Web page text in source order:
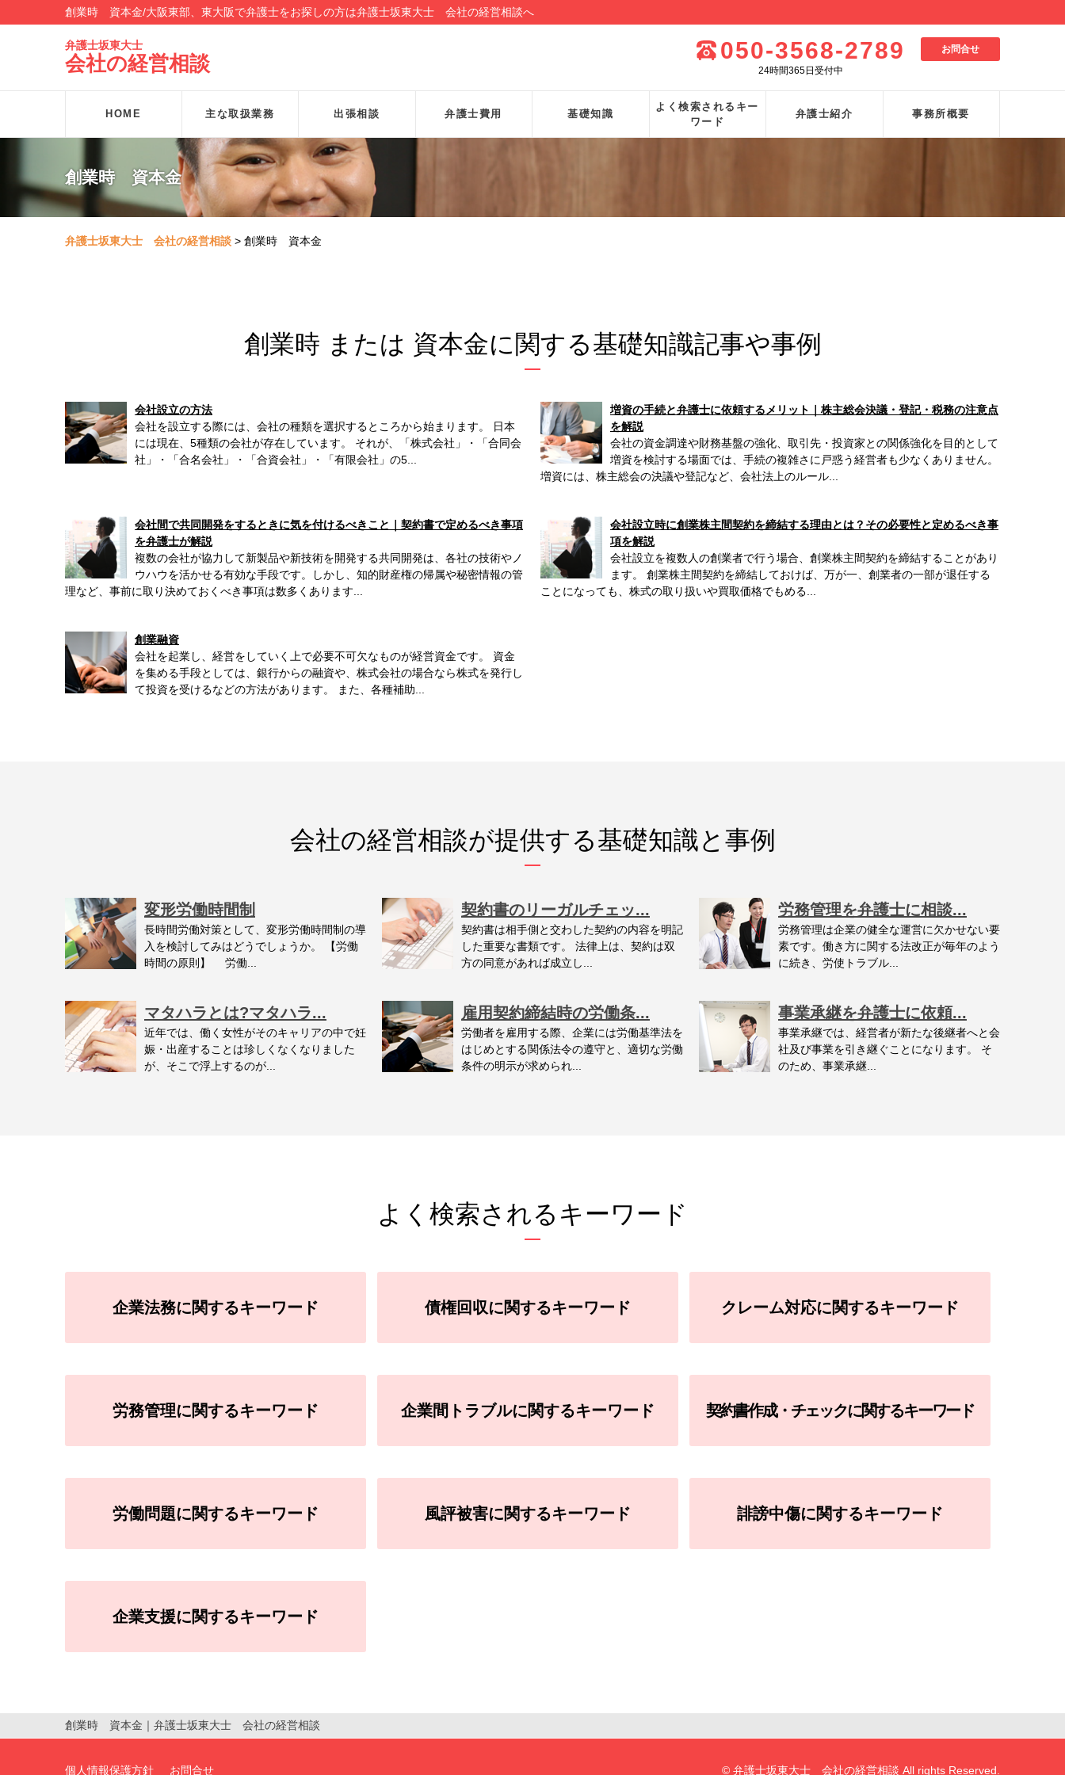
創業時 資本金/大阪東部、東大阪で弁護士をお探しの方は弁護士坂東大士 会社の経営相談へ
弁護士坂東大士
会社の経営相談 050-3568-2789
24時間365日受付中
お問合せ
HOME 主な取扱業務 出張相談 弁護士費用 基礎知識
よく検索されるキー
ワード
弁護士紹介 事務所概要
創業時 資本金
弁護士坂東大士 会社の経営相談 > 創業時 資本金
創業時 または 資本金に関する基礎知識記事や事例
会社設立の方法
会社を設立する際には、会社の種類を選択するところから始まります。 日本
には現在、5種類の会社が存在しています。 それが、「株式会社」・「合同会
社」・「合名会社」・「合資会社」・「有限会社」の5...
増資の手続と弁護士に依頼するメリット｜株主総会決議・登記・税務の注意点
を解説
会社の資金調達や財務基盤の強化、取引先・投資家との関係強化を目的として
増資を検討する場面では、手続の複雑さに戸惑う経営者も少なくありません。
増資には、株主総会の決議や登記など、会社法上のルール...
会社間で共同開発をするときに気を付けるべきこと｜契約書で定めるべき事項
を弁護士が解説
複数の会社が協力して新製品や新技術を開発する共同開発は、各社の技術やノ
ウハウを活かせる有効な手段です。しかし、知的財産権の帰属や秘密情報の管
理など、事前に取り決めておくべき事項は数多くあります...
会社設立時に創業株主間契約を締結する理由とは？その必要性と定めるべき事
項を解説
会社設立を複数人の創業者で行う場合、創業株主間契約を締結することがあり
ます。 創業株主間契約を締結しておけば、万が一、創業者の一部が退任する
ことになっても、株式の取り扱いや買取価格でもめる...
創業融資
会社を起業し、経営をしていく上で必要不可欠なものが経営資金です。 資金
を集める手段としては、銀行からの融資や、株式会社の場合なら株式を発行し
て投資を受けるなどの方法があります。 また、各種補助...
会社の経営相談が提供する基礎知識と事例
変形労働時間制
長時間労働対策として、変形労働時間制の導
入を検討してみはどうでしょうか。 【労働
時間の原則】 労働...
契約書のリーガルチェッ...
契約書は相手側と交わした契約の内容を明記
した重要な書類です。 法律上は、契約は双
方の同意があれば成立し...
労務管理を弁護士に相談...
労務管理は企業の健全な運営に欠かせない要
素です。働き方に関する法改正が毎年のよう
に続き、労使トラブル...
マタハラとは?マタハラ...
近年では、働く女性がそのキャリアの中で妊
娠・出産することは珍しくなくなりました
が、そこで浮上するのが...
雇用契約締結時の労働条...
労働者を雇用する際、企業には労働基準法を
はじめとする関係法令の遵守と、適切な労働
条件の明示が求められ...
事業承継を弁護士に依頼...
事業承継では、経営者が新たな後継者へと会
社及び事業を引き継ぐことになります。 そ
のため、事業承継...
よく検索されるキーワード
企業法務に関するキーワード 債権回収に関するキーワード クレーム対応に関するキーワード
労務管理に関するキーワード 企業間トラブルに関するキーワード 契約書作成・チェックに関するキーワード
労働問題に関するキーワード 風評被害に関するキーワード 誹謗中傷に関するキーワード
企業支援に関するキーワード
創業時 資本金 ｜弁護士坂東大士 会社の経営相談
個人情報保護方針 お問合せ © 弁護士坂東大士 会社の経営相談 All rights Reserved.